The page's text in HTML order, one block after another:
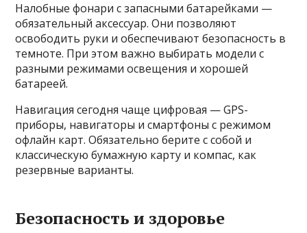
Налобные фонари с запасными батарейками —
обязательный аксессуар. Они позволяют
освободить руки и обеспечивают безопасность в
темноте. При этом важно выбирать модели с
разными режимами освещения и хорошей
батареей.
Навигация сегодня чаще цифровая — GPS-
приборы, навигаторы и смартфоны с режимом
офлайн карт. Обязательно берите с собой и
классическую бумажную карту и компас, как
резервные варианты.
Безопасность и здоровье